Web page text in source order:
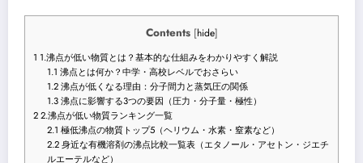
Contents [hide]
1 1.沸点が低い物質とは？基本的な仕組みをわかりやすく解説
1.1 沸点とは何か？中学・高校レベルでおさらい
1.2沸点が低くなる理由：分子間力と蒸気圧の関係
1.3沸点に影響する3つの要因（圧力・分子量・極性）
22.沸点が低い物質ランキング一覧
2.1 極低沸点の物質トップ5（ヘリウム・水素・窒素など）
2.2身近な有機溶剤の沸点比較一覧表（エタノール・アセトン・ジエチ
ルエーテルなど）